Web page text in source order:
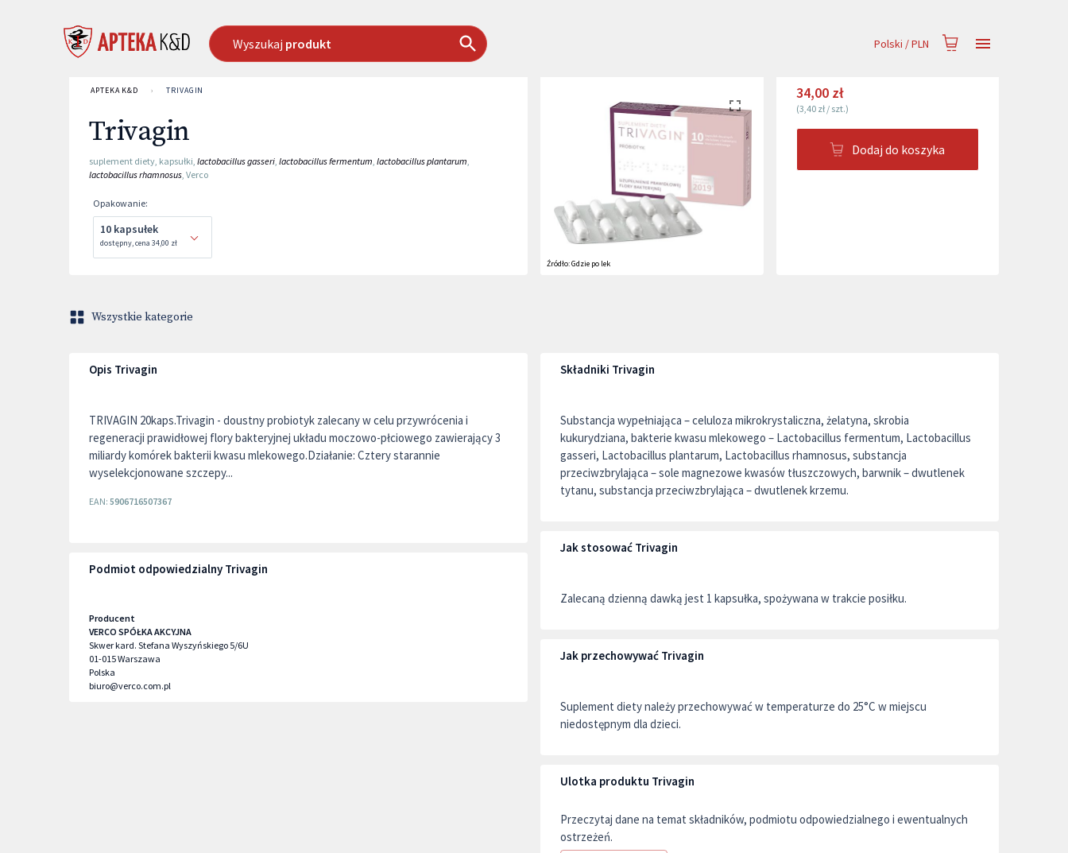
Wyszukaj produkt Polski /PLN
APTEKA K&D › TRIVAGIN
Trivagin
suplement diety, kapsułki, lactobacillus gasseri, lactobacillus fermentum, lactobacillus plantarum,
lactobacillus rhamnosus, Verco
Opakowanie:
10 kapsułek
dostępny,cena 34,00 zł
Źródło:Gdzie po lek
34,00 zł
(3,40 zł/ szt.)
Dodaj do koszyka
Wszystkie kategorie
Opis Trivagin
TRIVAGIN 20kaps.Trivagin - doustny probiotyk zalecany w celu przywrócenia i
regeneracji prawidłowej flory bakteryjnej układu moczowo-płciowego zawierający 3
miliardy komórek bakterii kwasu mlekowego.Działanie: Cztery starannie
wyselekcjonowane szczepy...
EAN: 5906716507367
Podmiot odpowiedzialny Trivagin
Producent
VERCO SPÓŁKA AKCYJNA
Skwer kard. Stefana Wyszyńskiego 5/6U
01-015Warszawa
Polska
biuro@verco.com.pl
Składniki Trivagin
Substancja wypełniająca – celuloza mikrokrystaliczna, żelatyna, skrobia
kukurydziana, bakterie kwasu mlekowego – Lactobacillus fermentum, Lactobacillus
gasseri, Lactobacillus plantarum, Lactobacillus rhamnosus, substancja
przeciwzbrylająca – sole magnezowe kwasów tłuszczowych, barwnik – dwutlenek
tytanu, substancja przeciwzbrylająca – dwutlenek krzemu.
Jak stosować Trivagin
Zalecaną dzienną dawką jest 1 kapsułka, spożywana w trakcie posiłku.
Jak przechowywać Trivagin
Suplement diety należy przechowywać w temperaturze do 25°C w miejscu
niedostępnym dla dzieci.
Ulotka produktu Trivagin
Przeczytaj dane na temat składników, podmiotu odpowiedzialnego i ewentualnych
ostrzeżeń.